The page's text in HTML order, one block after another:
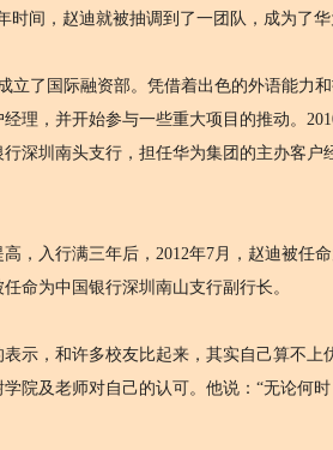
时间，赵迪就被抽调到了一团队，成为了华
了国际融资部。凭借着出色的外语能力和
理，并开始参与一些重大项目的推动。
深圳南头支行，担任华为集团的主办客户
入行满三年后，2012年7月，赵迪被任
命为中国银行深圳南山支行副行长。
，和许多校友比起来，其实自己算不上
院及老师对自己的认可。他说：“无论何